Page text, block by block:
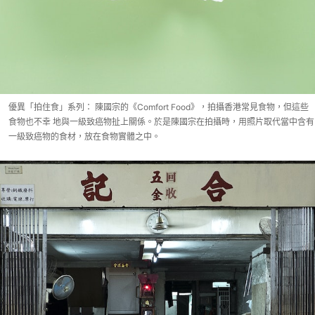
優異「拍住食」系列： 陳國宗的《Comfort Food》，拍攝香港常見食物，但這些
食物也不幸 地與一級致癌物扯上關係。於是陳國宗在拍攝時，用照片取代當中含有
一級致癌物的食材，放在食物實體之中。